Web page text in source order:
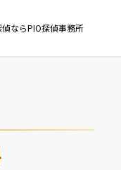
ならPIO探偵事務所